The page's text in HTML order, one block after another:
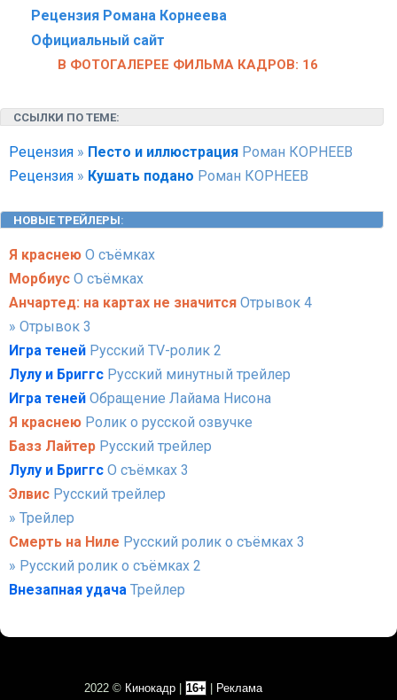
Рецензия Романа Корнеева
Официальный сайт
В ФОТОГАЛЕРЕЕ ФИЛЬМА КАДРОВ: 16
ССЫЛКИ ПО ТЕМЕ:
Рецензия » Песто и иллюстрация Роман КОРНЕЕВ
Рецензия » Кушать подано Роман КОРНЕЕВ
НОВЫЕ ТРЕЙЛЕРЫ:
Я краснею О съёмках
Морбиус О съёмках
Анчартед: на картах не значится Отрывок 4
» Отрывок 3
Игра теней Русский TV-ролик 2
Лулу и Бриггс Русский минутный трейлер
Игра теней Обращение Лайама Нисона
Я краснею Ролик о русской озвучке
Базз Лайтер Русский трейлер
Лулу и Бриггс О съёмках 3
Элвис Русский трейлер
» Трейлер
Смерть на Ниле Русский ролик о съёмках 3
» Русский ролик о съёмках 2
Внезапная удача Трейлер
2022 © Кинокадр 16+ Реклама